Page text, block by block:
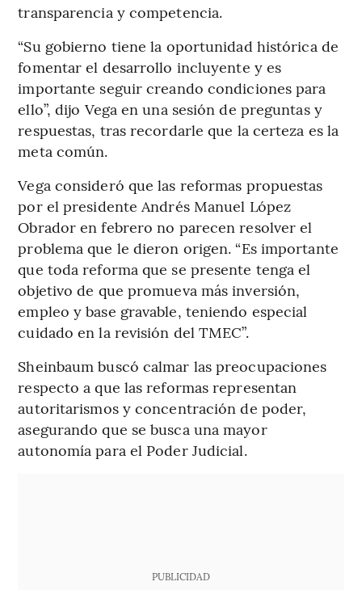
transparencia y competencia.
“Su gobierno tiene la oportunidad histórica de
fomentar el desarrollo incluyente y es
importante seguir creando condiciones para
ello”, dijo Vega en una sesión de preguntas y
respuestas, tras recordarle que la certeza es la
meta común.
Vega consideró que las reformas propuestas
por el presidente Andrés Manuel López
Obrador en febrero no parecen resolver el
problema que le dieron origen. “Es importante
que toda reforma que se presente tenga el
objetivo de que promueva más inversión,
empleo y base gravable, teniendo especial
cuidado en la revisión del TMEC”.
Sheinbaum buscó calmar las preocupaciones
respecto a que las reformas representan
autoritarismos y concentración de poder,
asegurando que se busca una mayor
autonomía para el Poder Judicial.
PUBLICIDAD